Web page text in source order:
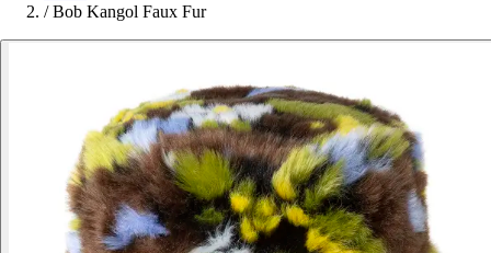
/ Bob Kangol Faux Fur